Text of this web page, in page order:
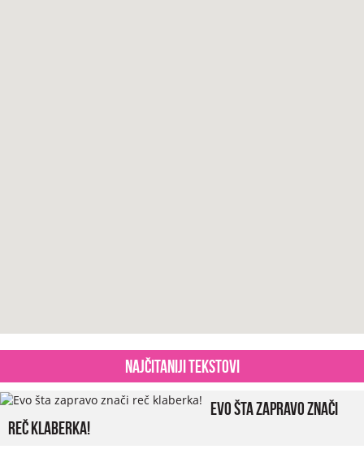
Najčitaniji tekstovi
Evo šta zapravo znači
reč klaberka!